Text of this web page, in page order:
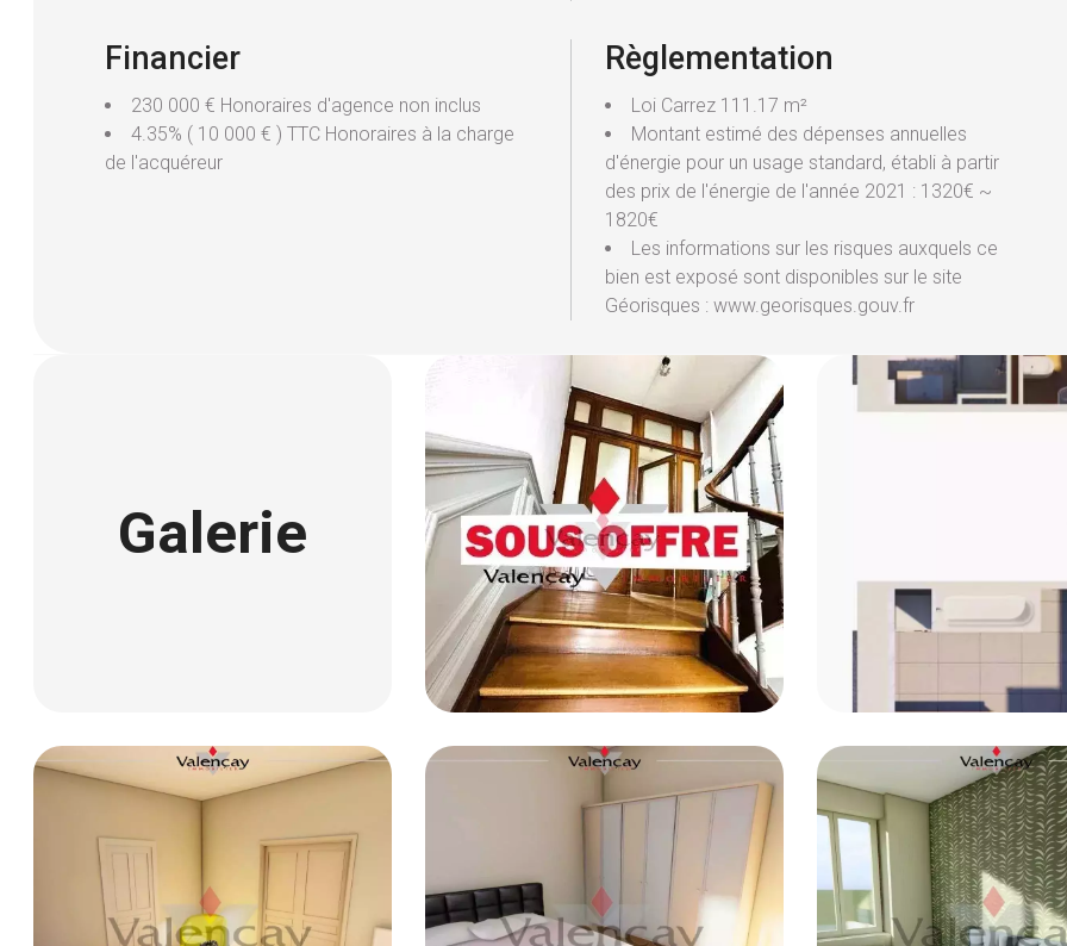
Financier
230 000 € Honoraires d'agence non inclus
4.35% ( 10 000 € ) TTC Honoraires à la charge
de l'acquéreur
Règlementation
Loi Carrez 111.17 m²
Montant estimé des dépenses annuelles
d'énergie pour un usage standard, établi à partir
des prix de l'énergie de l'année 2021 : 1320€ ~
1820€
Les informations sur les risques auxquels ce
bien est exposé sont disponibles sur le site
Géorisques : www.georisques.gouv.fr
Galerie